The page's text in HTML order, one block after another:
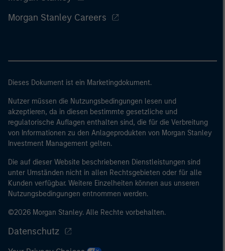
Morgan Stanley Careers
Dieses Dokument ist ein Marketingdokument.
Nutzer müssen die Nutzungsbedingungen lesen und
akzeptieren, da in diesen bestimmte gesetzliche und
regulatorische Auflagen enthalten sind, die für die Verbreitung
von Informationen zu den Anlageprodukten von Morgan Stanley
Investment Management gelten.
Die auf dieser Website beschriebenen Dienstleistungen sind
unter Umständen nicht in allen Rechtsgebieten oder für alle
Kunden verfügbar. Weitere Einzelheiten können aus unseren
Nutzungsbedingungen entnommen werden.
©2026 Morgan Stanley. Alle Rechte vorbehalten.
Datenschutz